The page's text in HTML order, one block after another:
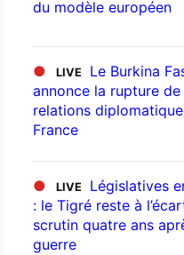
du modèle européen
● LIVE
Le Burkina
annonce la rupture de
relations
France
● LIVE
Législatives
: le Tigré reste à
scrutin quatre ans
guerre